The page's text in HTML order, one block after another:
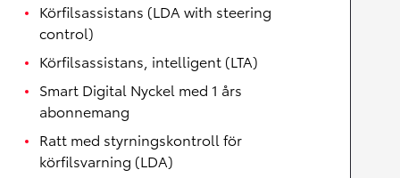
Körfilsassistans (LDA with steering
control)
Körfilsassistans, intelligent (LTA)
Smart Digital Nyckel med 1 års
abonnemang
Ratt med styrningskontroll för
körfilsvarning (LDA)